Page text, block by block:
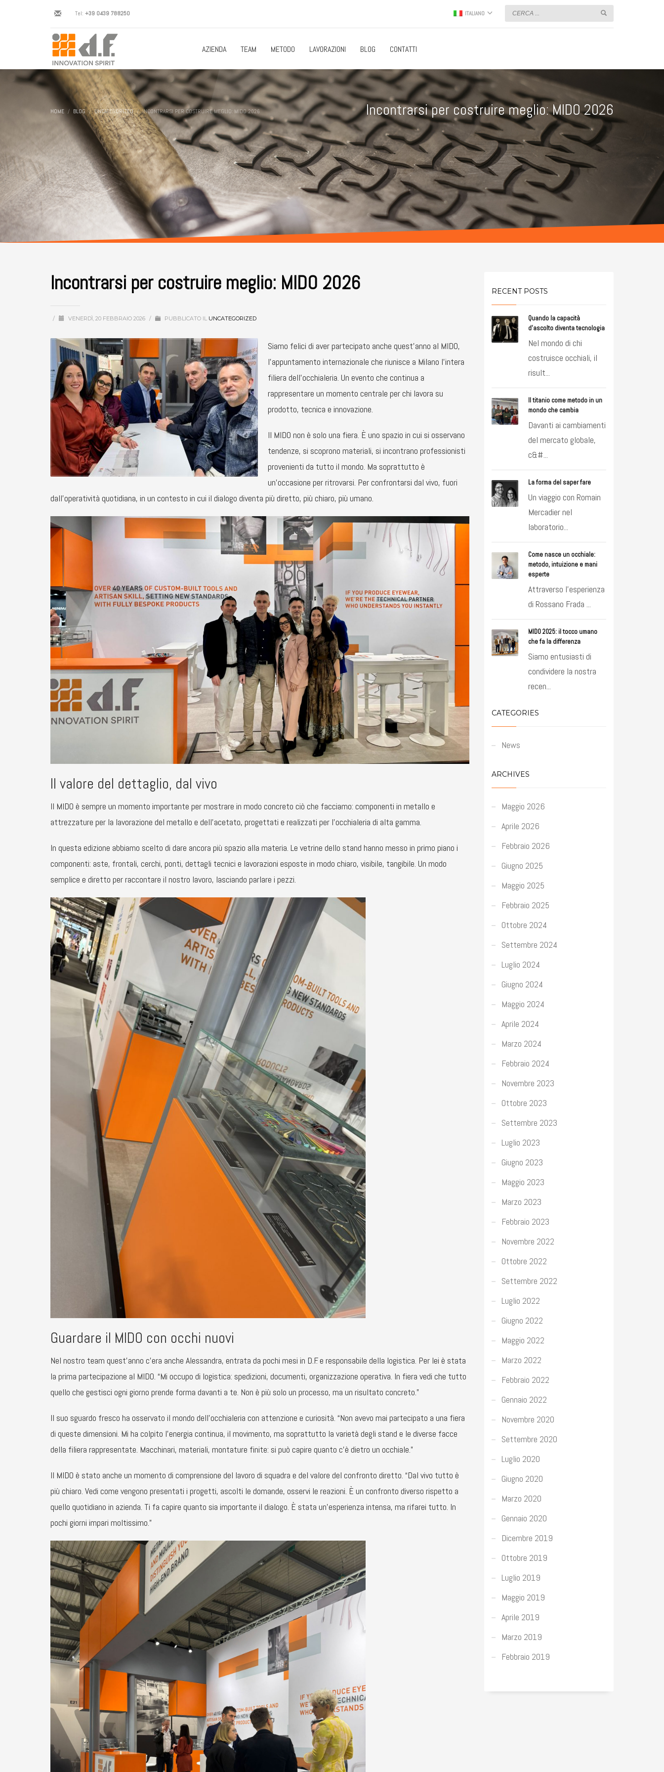
Tel: +39 0439 788250 ITALIANO
AZIENDA TEAM METODO LAVORAZIONI BLOG CONTATTI
HOME BLOG UNCATEGORIZED INCONTRARSI PER COSTRUIRE MEGLIO: MIDO 2026 Incontrarsi per costruire meglio: MIDO 2026
Incontrarsi per costruire meglio: MIDO 2026
/ VENERDÌ, 20 FEBBRAIO 2026 / PUBBLICATO IL UNCATEGORIZED
Siamo felici di aver partecipato anche quest’anno al MIDO,
l’appuntamento internazionale che riunisce a Milano l’intera
filiera dell’occhialeria. Un evento che continua a
rappresentare un momento centrale per chi lavora su
prodotto, tecnica e innovazione.
Il MIDO non è solo una fiera. È uno spazio in cui si osservano
tendenze, si scoprono materiali, si incontrano professionisti
provenienti da tutto il mondo. Ma soprattutto è
un’occasione per ritrovarsi. Per confrontarsi dal vivo, fuori
dall’operatività quotidiana, in un contesto in cui il dialogo diventa più diretto, più chiaro, più umano.
Il valore del dettaglio, dal vivo
Il MIDO è sempre un momento importante per mostrare in modo concreto ciò che facciamo: componenti in metallo e
attrezzature per la lavorazione del metallo e dell’acetato, progettati e realizzati per l’occhialeria di alta gamma.
In questa edizione abbiamo scelto di dare ancora più spazio alla materia. Le vetrine dello stand hanno messo in primo piano i
componenti: aste, frontali, cerchi, ponti, dettagli tecnici e lavorazioni esposte in modo chiaro, visibile, tangibile. Un modo
semplice e diretto per raccontare il nostro lavoro, lasciando parlare i pezzi.
Guardare il MIDO con occhi nuovi
Nel nostro team quest’anno c’era anche Alessandra, entrata da pochi mesi in D.F. e responsabile della logistica. Per lei è stata
la prima partecipazione al MIDO. “Mi occupo di logistica: spedizioni, documenti, organizzazione operativa. In fiera vedi che tutto
quello che gestisci ogni giorno prende forma davanti a te. Non è più solo un processo, ma un risultato concreto.”
Il suo sguardo fresco ha osservato il mondo dell’occhialeria con attenzione e curiosità. “Non avevo mai partecipato a una fiera
di queste dimensioni. Mi ha colpito l’energia continua, il movimento, ma soprattutto la varietà degli stand e le diverse facce
della filiera rappresentate. Macchinari, materiali, montature finite: si può capire quanto c’è dietro un occhiale.”
Il MIDO è stato anche un momento di comprensione del lavoro di squadra e del valore del confronto diretto. “Dal vivo tutto è
più chiaro. Vedi come vengono presentati i progetti, ascolti le domande, osservi le reazioni. È un confronto diverso rispetto a
quello quotidiano in azienda. Ti fa capire quanto sia importante il dialogo. È stata un’esperienza intensa, ma rifarei tutto. In
pochi giorni impari moltissimo.”
RECENT POSTS
Quando la capacità
d’ascolto diventa tecnologia
Nel mondo di chi
costruisce occhiali, il
risult...
Il titanio come metodo in un
mondo che cambia
Davanti ai cambiamenti
del mercato globale,
c&#...
La forma del saper fare
Un viaggio con Romain
Mercadier nel
laboratorio...
Come nasce un occhiale:
metodo, intuizione e mani
esperte
Attraverso l’esperienza
di Rossano Frada ...
MIDO 2025: il tocco umano
che fa la differenza
Siamo entusiasti di
condividere la nostra
recen...
CATEGORIES
News
ARCHIVES
Maggio 2026
Aprile 2026
Febbraio 2026
Giugno 2025
Maggio 2025
Febbraio 2025
Ottobre 2024
Settembre 2024
Luglio 2024
Giugno 2024
Maggio 2024
Aprile 2024
Marzo 2024
Febbraio 2024
Novembre 2023
Ottobre 2023
Settembre 2023
Luglio 2023
Giugno 2023
Maggio 2023
Marzo 2023
Febbraio 2023
Novembre 2022
Ottobre 2022
Settembre 2022
Luglio 2022
Giugno 2022
Maggio 2022
Marzo 2022
Febbraio 2022
Gennaio 2022
Novembre 2020
Settembre 2020
Luglio 2020
Giugno 2020
Marzo 2020
Gennaio 2020
Dicembre 2019
Ottobre 2019
Luglio 2019
Maggio 2019
Aprile 2019
Marzo 2019
Febbraio 2019